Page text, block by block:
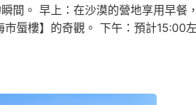
間。 早上：在沙漠的營地享用早
蜃樓】的奇觀。 下午：預計15:00